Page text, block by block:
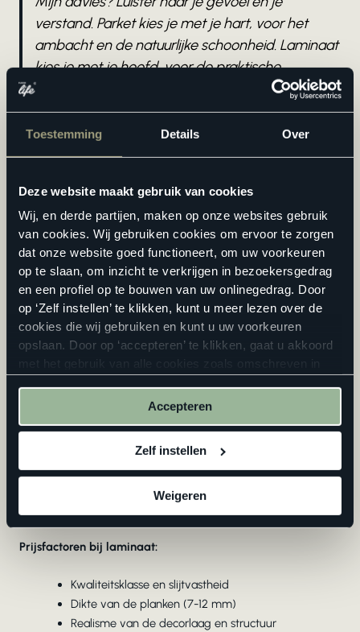
Toestemming Details Over
Deze website maakt gebruik van cookies
Wij, en derde partijen, maken op onze websites gebruik
van cookies. Wij gebruiken cookies om ervoor te zorgen
dat onze website goed functioneert, om uw voorkeuren
op te slaan, om inzicht te verkrijgen in bezoekersgedrag
en een profiel op te bouwen van uw onlinegedrag. Door
op ‘Zelf instellen’ te klikken, kunt u meer lezen over de
cookies die wij gebruiken en kunt u uw voorkeuren
opslaan. Door op ‘accepteren’ te klikken, gaat u akkoord
met het gebruik van alle cookies zoals omschreven in
Accepteren
Zelf instellen
Weigeren
verstand. Parket kies je met je hart, voor het
ambacht en de natuurlijke schoonheid. Laminaat
kies je met je hoofd, voor de praktische
voordelen en het gebruiksgemak. Beide keuzes
zijn goed, zolang ze passen bij jouw leven.”
Frank – Vloerstylist
Waar hangt de investering van af?
De prijsvraag speelt natuurlijk een belangrijke rol in je keuze.
Over het algemeen is parket de duurdere optie, maar het
verhaal achter de prijs is complexer dan alleen de
aanschafkosten.
Houtsoort (eik, noten, exotische houtsoorten)
Dikte van de toplaag (2,5 tot 6 mm)
Afwerking (geolied, gelakt, geborsteld, gerookt)
Legpatroon (rechte planken, visgraat, Hongaarse
Prijsfactoren bij laminaat:
Kwaliteitsklasse en slijtvastheid
Dikte van de planken (7-12 mm)
Realisme van de decorlaag en structuur